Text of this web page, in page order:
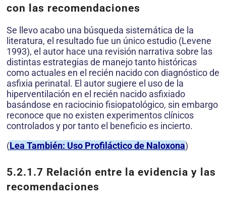
con las recomendaciones
Se llevo acabo una búsqueda sistemática de la
literatura, el resultado fue un único estudio (Levene
1993), el autor hace una revisión narrativa sobre las
distintas estrategias de manejo tanto históricas
como actuales en el recién nacido con diagnóstico de
asfixia perinatal. El autor sugiere el uso de la
hiperventilación en el recién nacido asfixiado
basándose en raciocinio fisiopatológico, sin embargo
reconoce que no existen experimentos clínicos
controlados y por tanto el beneficio es incierto.
(Lea También: Uso Profiláctico de Naloxona)
5.2.1.7 Relación entre la evidencia y las
recomendaciones